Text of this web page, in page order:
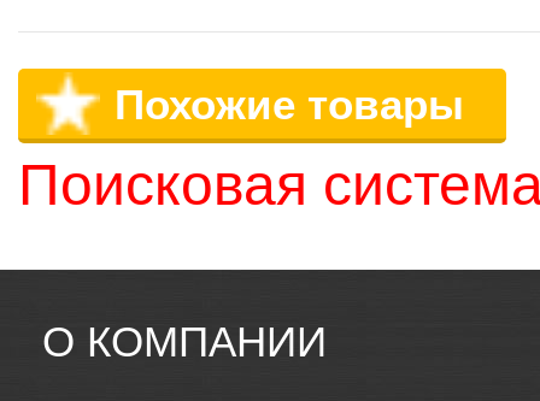
Похожие товары
Поисковая
О КОМПАНИИ